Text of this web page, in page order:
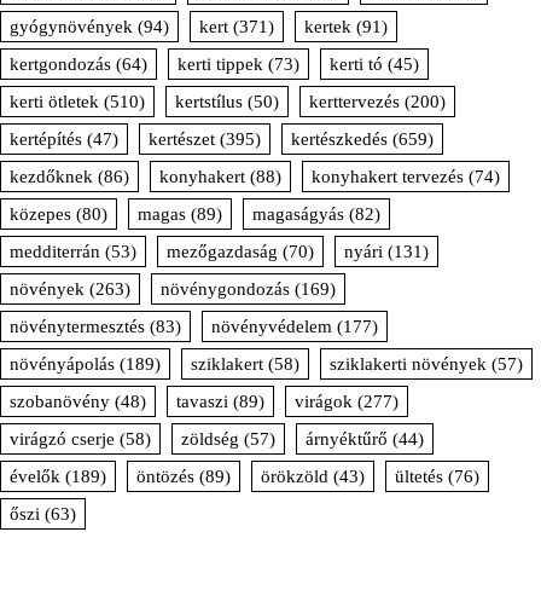
gyógynövények (94) kert (371) kertek (91)
kertgondozás (64) kerti tippek (73) kerti tó (45)
kerti ötletek (510) kertstílus (50) kerttervezés (200)
kertépítés (47) kertészet (395) kertészkedés (659)
kezdőknek (86) konyhakert (88) konyhakert tervezés (74)
közepes (80) magas (89) magaságyás (82)
medditerrán (53) mezőgazdaság (70) nyári (131)
növények (263) növénygondozás (169)
növénytermesztés (83) növényvédelem (177)
növényápolás (189) sziklakert (58) sziklakerti növények (57)
szobanövény (48) tavaszi (89) virágok (277)
virágzó cserje (58) zöldség (57) árnyéktűrő (44)
évelők (189) öntözés (89) örökzöld (43) ültetés (76)
őszi (63)